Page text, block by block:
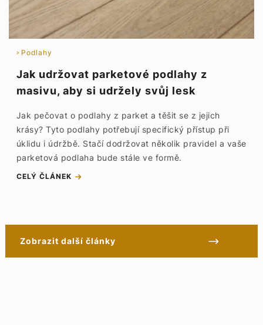
Podlahy
Jak udržovat parketové podlahy z
masivu, aby si udržely svůj lesk
Jak pečovat o podlahy z parket a těšit se z jejich
krásy? Tyto podlahy potřebují specifický přístup při
úklidu i údržbě. Stačí dodržovat několik pravidel a vaše
parketová podlaha bude stále ve formě.
CELÝ ČLÁNEK
Zobrazit další články